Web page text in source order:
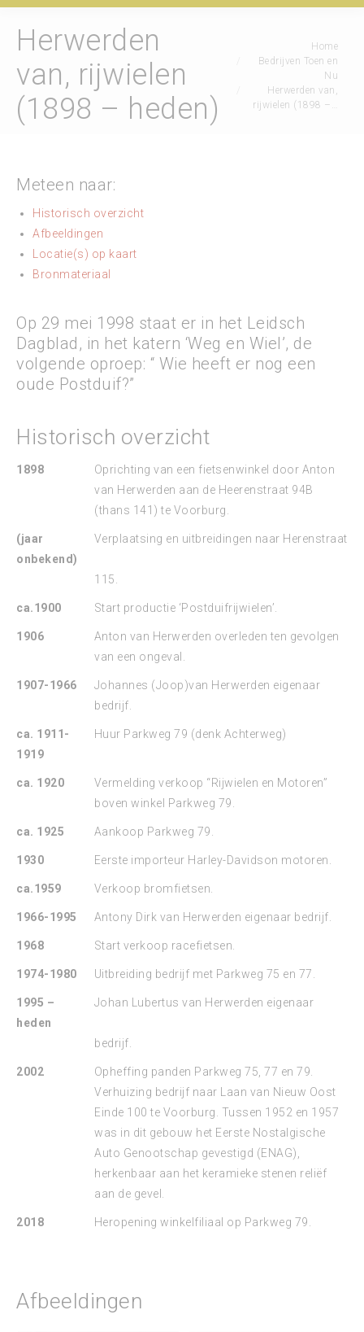
Herwerden
van, rijwielen
(1898 – heden)
Home
Bedrijven Toen en
Nu
Herwerden van,
rijwielen (1898 –…
Meteen naar:
Historisch overzicht
Afbeeldingen
Locatie(s) op kaart
Bronmateriaal
Op 29 mei 1998 staat er in het Leidsch
Dagblad, in het katern ‘Weg en Wiel’, de
volgende oproep: “ Wie heeft er nog een
oude Postduif?”
Historisch overzicht
1898
Oprichting van een fietsenwinkel door Anton
van Herwerden aan de Heerenstraat 94B
(thans 141) te Voorburg.
(jaar
onbekend)
Verplaatsing en uitbreidingen naar Herenstraat
115.
ca.1900 Start productie ‘Postduifrijwielen’.
1906
Anton van Herwerden overleden ten gevolgen
van een ongeval.
1907-1966
Johannes (Joop)van Herwerden eigenaar
bedrijf.
ca. 1911-
1919
Huur Parkweg 79 (denk Achterweg)
ca. 1920
Vermelding verkoop “Rijwielen en Motoren”
boven winkel Parkweg 79.
ca. 1925 Aankoop Parkweg 79.
1930 Eerste importeur Harley-Davidson motoren.
ca.1959 Verkoop bromfietsen.
1966-1995 Antony Dirk van Herwerden eigenaar bedrijf.
1968 Start verkoop racefietsen.
1974-1980 Uitbreiding bedrijf met Parkweg 75 en 77.
1995 –
heden
Johan Lubertus van Herwerden eigenaar
bedrijf.
2002
Opheffing panden Parkweg 75, 77 en 79.
Verhuizing bedrijf naar Laan van Nieuw Oost
Einde 100 te Voorburg. Tussen 1952 en 1957
was in dit gebouw het Eerste Nostalgische
Auto Genootschap gevestigd (ENAG),
herkenbaar aan het keramieke stenen reliëf
aan de gevel.
2018 Heropening winkelfiliaal op Parkweg 79.
Afbeeldingen